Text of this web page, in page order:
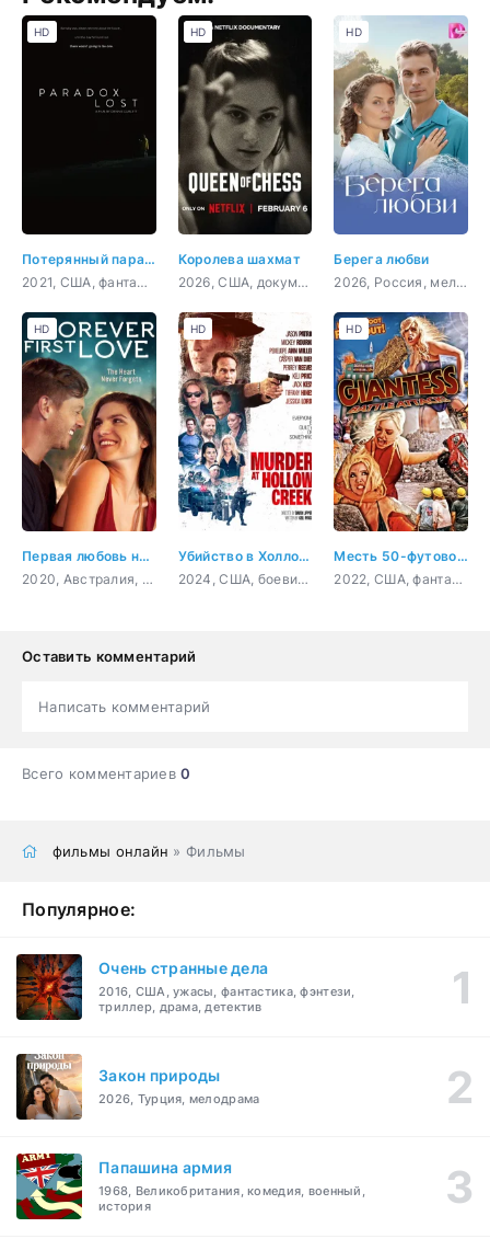
Потерянный парадокс
2021, США, фантастика, комедия
HD
Королева шахмат
2026, США, документальный, биография
HD
Берега любви
2026, Россия, мелодрама
HD
Первая любовь навсегда
2020, Австралия, Филиппины, драма, мелодрама
HD
Убийство в Холлоу Крик
2024, США, боевик, триллер, комедия
HD
Месть 50-футовой вебкамщицы
2022, США, фантастика, фэнтези, комедия
HD
Оставить комментарий
Написать комментарий
Всего комментариев0
фильмы онлайн » Фильмы
Популярное:
Очень странные дела
2016, США, ужасы, фантастика, фэнтези,
триллер, драма, детектив
Закон природы
2026, Турция, мелодрама
Папашина армия
1968, Великобритания, комедия, военный,
история